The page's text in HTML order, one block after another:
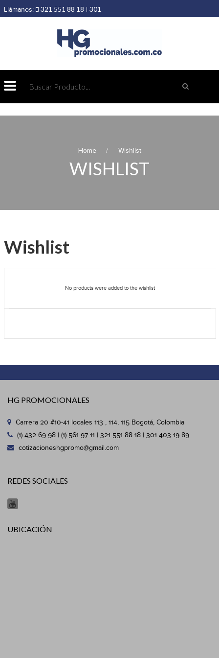
Llámanos: 321 551 88 18 | 301
Home Wishlist
WISHLIST
Wishlist
No products were added to the wishlist
HG PROMOCIONALES
Carrera 20 #10-41 locales 113 , 114, 115 Bogotá, Colombia
(1) 432 69 98 | (1) 561 97 11 | 321 551 88 18 | 301 403 19 89
cotizacioneshgpromo@gmail.com
REDES SOCIALES
UBICACIÓN